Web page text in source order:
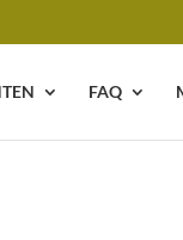
FAQ